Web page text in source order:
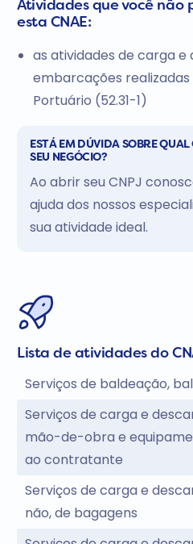
Atividades que você não
esta CNAE:
as atividades de carga e
embarcações
Portuário (52.31-1)
ESTÁ EM DÚVIDA SOBRE
SEU NEGÓCIO?
Ao abrir seu CNPJ
ajuda dos nossos
sua atividade ideal.
Lista de atividades do
Serviços de baldeação,
Serviços de carga e
mão-de-obra e
ao contratante
Serviços de carga e
não, de bagagens